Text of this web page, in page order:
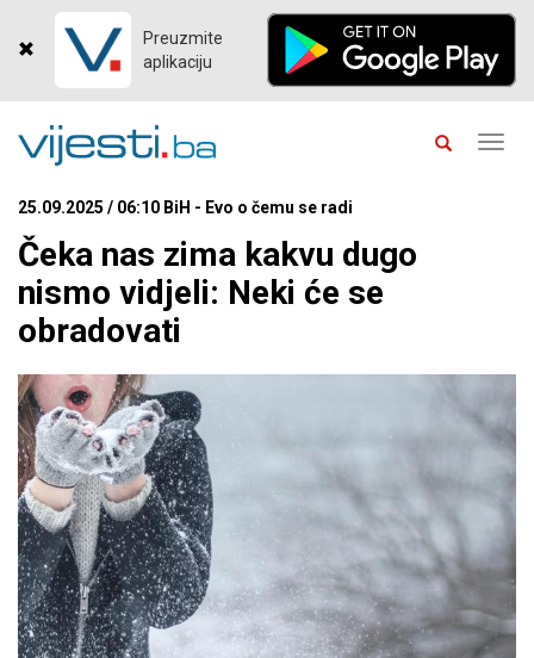
Preuzmite
aplikaciju
25.09.2025 / 06:10 BiH - Evo o čemu se radi
Čeka nas zima kakvu dugo
nismo vidjeli: Neki će se
obradovati